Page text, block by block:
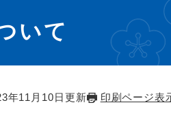
いて
年11月10日更新 印刷ページ表